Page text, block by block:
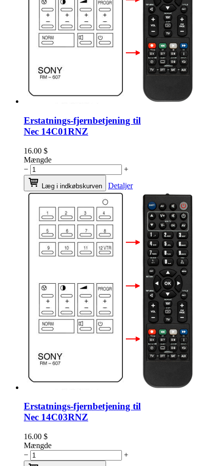
Erstatnings-fjernbetjening til
Nec 14C01RNZ
16.00 $
Mængde
−
+
Læg i indkøbskurven Detaljer
Erstatnings-fjernbetjening til
Nec 14C03RNZ
16.00 $
Mængde
−
+